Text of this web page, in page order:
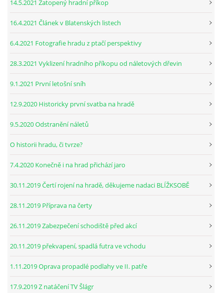
14.5.2021 Zatopený hradní příkop
16.4.2021 Článek v Blatenských listech
6.4.2021 Fotografie hradu z ptačí perspektivy
28.3.2021 Vyklizení hradního příkopu od náletových dřevin
9.1.2021 První letošní sníh
12.9.2020 Historicky první svatba na hradě
9.5.2020 Odstranění náletů
O historii hradu, či tvrze?
7.4.2020 Konečně i na hrad přichází jaro
30.11.2019 Čertí rojení na hradě, děkujeme nadaci BLÍŽKSOBĚ
28.11.2019 Příprava na čerty
26.11.2019 Zabezpečení schodiště před akcí
20.11.2019 překvapení, spadlá futra ve vchodu
1.11.2019 Oprava propadlé podlahy ve II. patře
17.9.2019 Z natáčení TV Šlágr